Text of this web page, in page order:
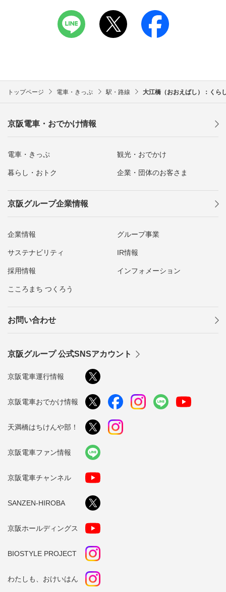
トップページ 電車・きっぷ 駅・路線 大江橋（おおえばし）：くら
京阪電車・おでかけ情報
電車・きっぷ 観光・おでかけ
暮らし・おトク 企業・団体のお客さま
京阪グループ企業情報
企業情報 グループ事業
サステナビリティ IR情報
採用情報 インフォメーション
こころまち つくろう
お問い合わせ
京阪グループ 公式SNSアカウント
京阪電車運行情報
京阪電車おでかけ情報
天満橋はちけんや部！
京阪電車ファン情報
京阪電車チャンネル
SANZEN-HIROBA
京阪ホールディングス
BIOSTYLE PROJECT
わたしも、おけいはん